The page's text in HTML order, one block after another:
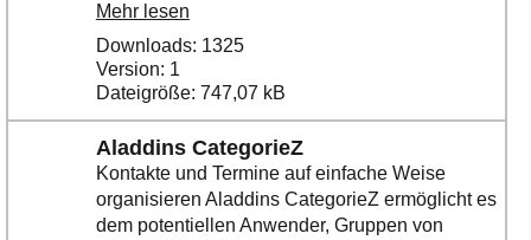
Mehr lesen
Downloads: 1325
Version: 1
Dateigröße: 747,07 kB
Aladdins CategorieZ
Kontakte und Termine auf einfache Weise
organisieren Aladdins CategorieZ ermöglicht es
dem potentiellen Anwender, Gruppen von